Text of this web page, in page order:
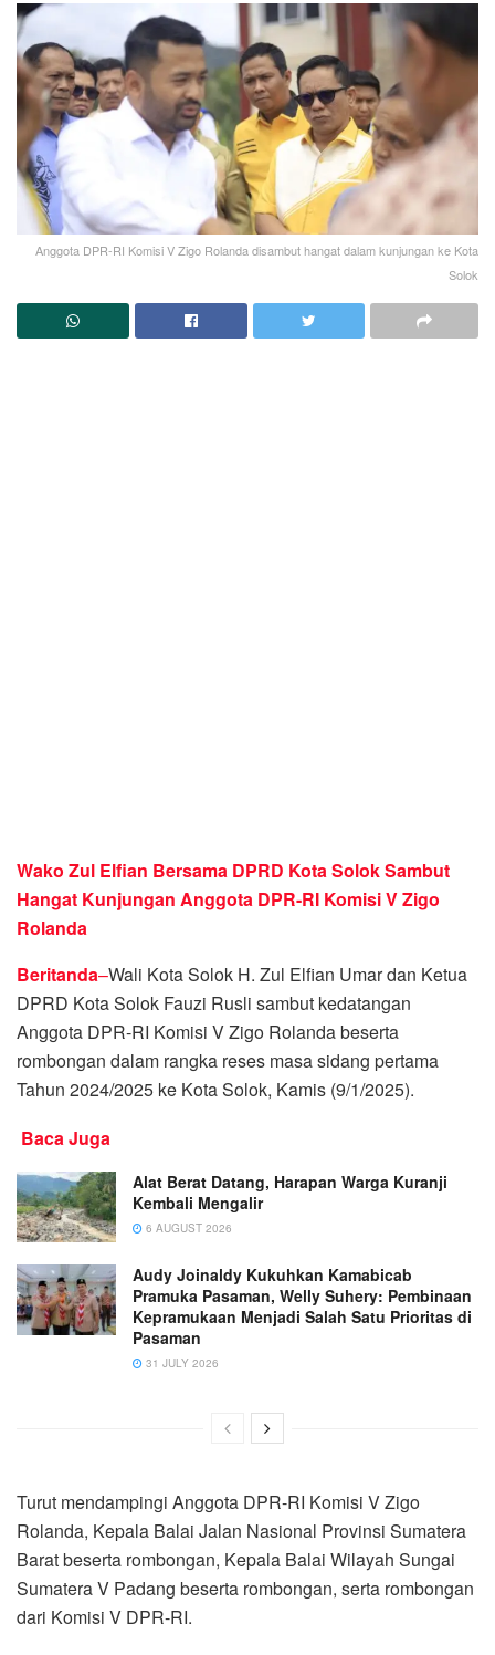
Anggota DPR-RI Komisi V Zigo Rolanda disambut hangat dalam kunjungan ke Kota
Solok
Wako Zul Elfian Bersama DPRD Kota Solok Sambut
Hangat Kunjungan Anggota DPR-RI Komisi V Zigo
Rolanda
Beritanda–Wali Kota Solok H. Zul Elfian Umar dan Ketua
DPRD Kota Solok Fauzi Rusli sambut kedatangan
Anggota DPR-RI Komisi V Zigo Rolanda beserta
rombongan dalam rangka reses masa sidang pertama
Tahun 2024/2025 ke Kota Solok, Kamis (9/1/2025).
Baca Juga
Alat Berat Datang, Harapan Warga Kuranji
Kembali Mengalir
6 AUGUST 2026
Audy Joinaldy Kukuhkan Kamabicab
Pramuka Pasaman, Welly Suhery: Pembinaan
Kepramukaan Menjadi Salah Satu Prioritas di
Pasaman
31 JULY 2026
Turut mendampingi Anggota DPR-RI Komisi V Zigo
Rolanda, Kepala Balai Jalan Nasional Provinsi Sumatera
Barat beserta rombongan, Kepala Balai Wilayah Sungai
Sumatera V Padang beserta rombongan, serta rombongan
dari Komisi V DPR-RI.